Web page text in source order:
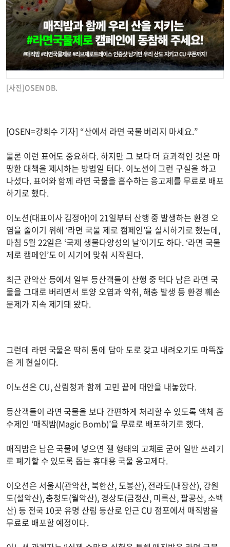
[사진]OSEN DB.
[OSEN=강희수 기자] “산에서 라면 국물 버리지 마세요.”
물론 이런 표어도 중요하다. 하지만 그 보다 더 효과적인 것은 마
땅한 대책을 제시하는 방법일 터다. 이노션이 그런 구실을 하고
나섰다. 표어와 함께 라면 국물을 흡수하는 응고제를 무료로 배포
하기로 했다.
이노션(대표이사 김정아)이 21일부터 산행 중 발생하는 환경 오
염을 줄이기 위해 ‘라면 국물 제로 캠페인’을 실시하기로 했는데,
마침 5월 22일은 ‘국제 생물다양성의 날’이기도 하다. ‘라면 국물
제로 캠페인’도 이 시기에 맞춰 시작된다.
최근 관악산 등에서 일부 등산객들이 산행 중 먹다 남은 라면 국
물을 그대로 버리면서 토양 오염과 악취, 해충 발생 등 환경 훼손
문제가 지속 제기돼 왔다.
그런데 라면 국물은 딱히 통에 담아 도로 갖고 내려오기도 마뜩잖
은 게 현실이다.
이노션은 CU, 산림청과 함께 고민 끝에 대안을 내놓았다.
등산객들이 라면 국물을 보다 간편하게 처리할 수 있도록 액체 흡
수제인 ‘매직밤(Magic Bomb)’을 무료로 배포하기로 했다.
매직밤은 남은 국물에 넣으면 젤 형태의 고체로 굳어 일반 쓰레기
로 폐기할 수 있도록 돕는 휴대용 국물 응고제다.
이오션은 서울시(관악산, 북한산, 도봉산), 전라도(내장산), 강원
도(설악산), 충청도(월악산), 경상도(금정산, 미륵산, 팔공산, 소백
산) 등 전국 10곳 유명 산림 등산로 인근 CU 점포에서 매직밤을
무료로 배포할 예정이다.